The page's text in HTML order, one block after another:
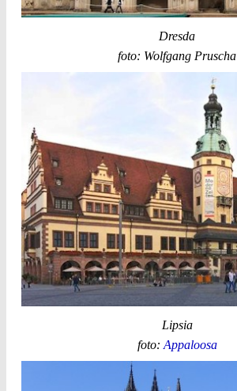
Dresda
foto: Wolfgang Pruscha
Lipsia
foto: Appaloosa